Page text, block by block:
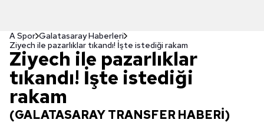
A Spor Galatasaray Haberleri
Ziyech ile pazarlıklar tıkandı! İşte istediği rakam
Ziyech ile pazarlıklar
tıkandı! İşte istediği
rakam
(GALATASARAY TRANSFER HABERİ)